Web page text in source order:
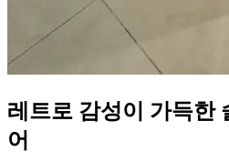
레트로 감성이 가득한
어